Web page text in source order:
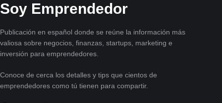
Soy Emprendedor
Publicación en español donde se reúne la información más
valiosa sobre negocios, finanzas, startups, marketing e
inversión para emprendedores.
Conoce de cerca los detalles y tips que cientos de
emprendedores como tú tienen para compartir.